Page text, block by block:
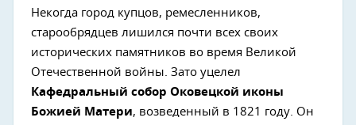
Некогда город купцов, ремесленников,
старообрядцев лишился почти всех своих
исторических памятников во время Великой
Отечественной войны. Зато уцелел
Кафедральный собор Оковецкой иконы
Божией Матери, возведенный в 1821 году. Он